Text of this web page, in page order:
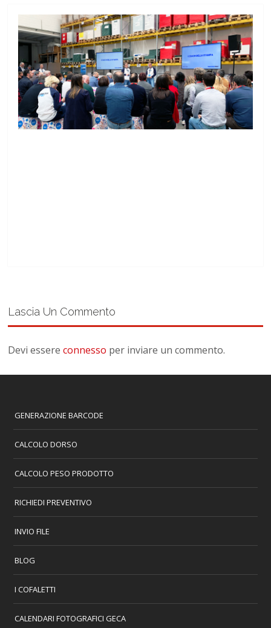
Lascia Un Commento
Devi essereconnesso per inviare un commento.
GENERAZIONE BARCODE
CALCOLO DORSO
CALCOLO PESO PRODOTTO
RICHIEDI PREVENTIVO
INVIO FILE
BLOG
I COFALETTI
CALENDARI FOTOGRAFICI GECA